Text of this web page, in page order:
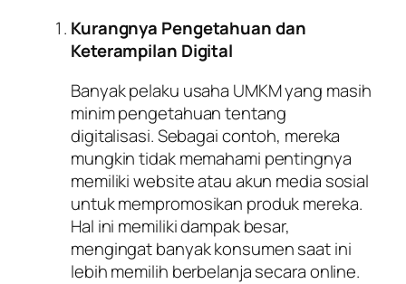
Kurangnya Pengetahuan dan
Keterampilan Digital
Banyak pelaku usaha UMKM yang masih
minim pengetahuan tentang
digitalisasi. Sebagai contoh, mereka
mungkin tidak memahami pentingnya
memiliki website atau akun media sosial
untuk mempromosikan produk mereka.
Hal ini memiliki dampak besar,
mengingat banyak konsumen saat ini
lebih memilih berbelanja secara online.